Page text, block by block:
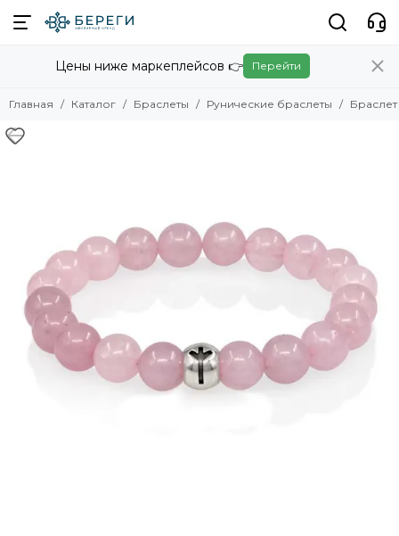
Браслеты
Смотреть все товары
Рунические браслеты
Цены ниже маркеплейсов 👉 Перейти
Главная Каталог Браслеты Рунические браслеты